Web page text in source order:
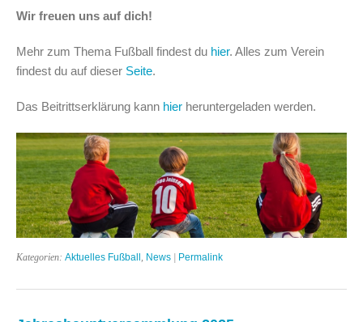
Wir freuen uns auf dich!
Mehr zum Thema Fußball findest du hier. Alles zum Verein
findest du auf dieser Seite.
Das Beitrittserklärung kann hier heruntergeladen werden.
Kategorien: Aktuelles Fußball News | Permalink